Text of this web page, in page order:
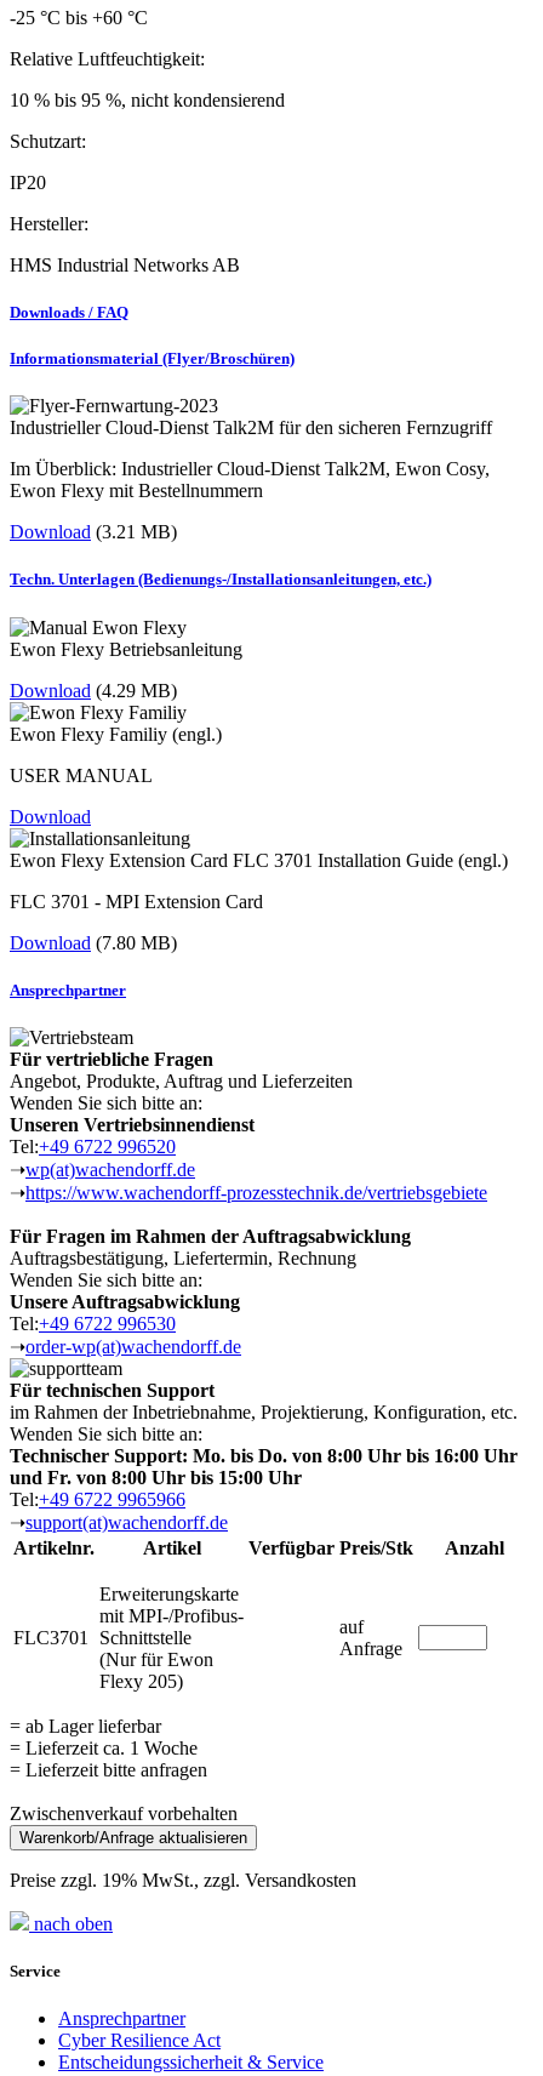
-25 °C bis +60 °C
Relative Luftfeuchtigkeit:
10 % bis 95 %, nicht kondensierend
Schutzart:
IP20
Hersteller:
HMS Industrial Networks AB
Downloads / FAQ
Informationsmaterial (Flyer/Broschüren)
Industrieller Cloud-Dienst Talk2M für den sicheren Fernzugriff
Im Überblick: Industrieller Cloud-Dienst Talk2M, Ewon Cosy,
Ewon Flexy mit Bestellnummern
Download (3.21 MB)
Techn. Unterlagen (Bedienungs-/Installationsanleitungen, etc.)
Ewon Flexy Betriebsanleitung
Download (4.29 MB)
Ewon Flexy Familiy (engl.)
USER MANUAL
Download
Ewon Flexy Extension Card FLC 3701 Installation Guide (engl.)
FLC 3701 - MPI Extension Card
Download (7.80 MB)
Ansprechpartner
Für vertriebliche Fragen
Angebot, Produkte, Auftrag und Lieferzeiten
Wenden Sie sich bitte an:
Unseren Vertriebsinnendienst
Tel:+49 6722 996520
➝wp(at)wachendorff.de
➝https://www.wachendorff-prozesstechnik.de/vertriebsgebiete
Für Fragen im Rahmen der Auftragsabwicklung
Auftragsbestätigung, Liefertermin, Rechnung
Wenden Sie sich bitte an:
Unsere Auftragsabwicklung
Tel:+49 6722 996530
➝order-wp(at)wachendorff.de
Für technischen Support
im Rahmen der Inbetriebnahme, Projektierung, Konfiguration, etc.
Wenden Sie sich bitte an:
Technischer Support: Mo. bis Do. von 8:00 Uhr bis 16:00 Uhr
und Fr. von 8:00 Uhr bis 15:00 Uhr
Tel:+49 6722 9965966
➝support(at)wachendorff.de
Artikelnr.
Artikel Verfügbar Preis/Stk Anzahl
FLC3701
Erweiterungskarte
mit MPI-/Profibus-
Schnittstelle
(Nur für Ewon
Flexy 205)
auf
Anfrage
= ab Lager lieferbar
= Lieferzeit ca. 1 Woche
= Lieferzeit bitte anfragen
Zwischenverkauf vorbehalten
Preise zzgl. 19% MwSt., zzgl. Versandkosten
nach oben
Service
Ansprechpartner
Cyber Resilience Act
Entscheidungssicherheit & Service